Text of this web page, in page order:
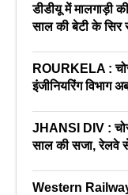
डीडीयू में मालगाड़ी
साल की बेटी के सिर
ROURKELA : चोर
इंजीनियरिंग विभाग
JHANSI DIV :
साल की सजा, रेलवे
Western Railway